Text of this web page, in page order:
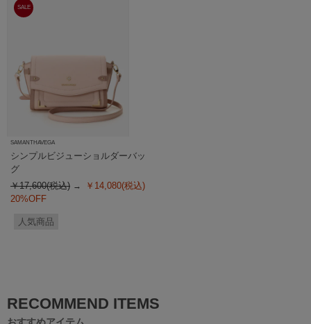
SALE
SAMANTHAVEGA
シンプルビジューショルダーバッ
グ
￥17,600(税込)
￥14,080(税込)
20%OFF
人気商品
RECOMMEND ITEMS